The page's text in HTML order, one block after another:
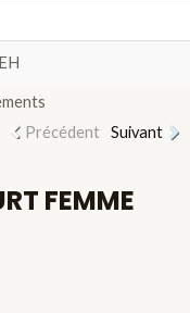
Précédent
Suivant
FEMME